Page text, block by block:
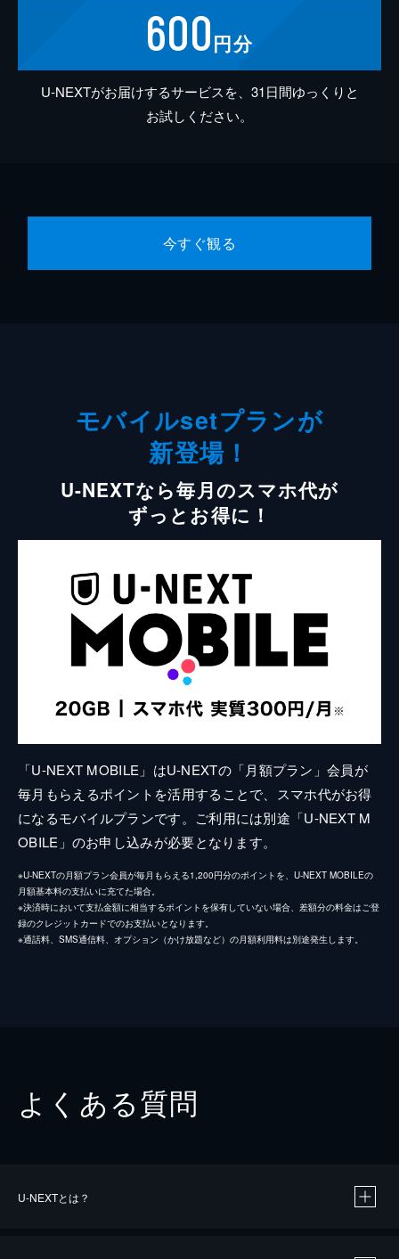
600円分
U-NEXTがお届けするサービスを、31日間ゆっくりと
お試しください。
今すぐ観る
モバイルsetプランが
新登場！
U-NEXTなら毎月のスマホ代が
ずっとお得に！
「U-NEXT MOBILE」はU-NEXTの「月額プラン」会員が
毎月もらえるポイントを活用することで、スマホ代がお得
になるモバイルプランです。ご利用には別途「U-NEXT M
OBILE」のお申し込みが必要となります。
※U-NEXTの月額プラン会員が毎月もらえる1,200円分のポイントを、U-NEXT MOBILEの
月額基本料の支払いに充てた場合。
※決済時において支払金額に相当するポイントを保有していない場合、差額分の料金はご登
録のクレジットカードでのお支払いとなります。
※通話料、SMS通信料、オプション（かけ放題など）の月額利用料は別途発生します。
よくある質問
U-NEXTとは？